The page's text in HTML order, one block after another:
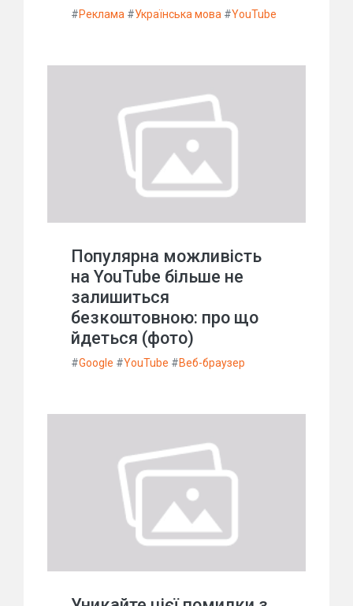
#Реклама #Українська мова #YouTube
Популярна можливість
на YouTube більше не
залишиться
безкоштовною: про що
йдеться (фото)
#Google #YouTube #Веб-браузер